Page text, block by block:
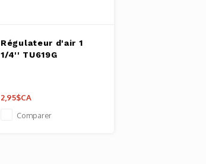
Régulateur d'air 1
1/4'' TU619G
2,95$CA
Comparer